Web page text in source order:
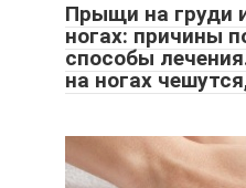
Прыщи на груди
ногах: причины
способы
на ногах